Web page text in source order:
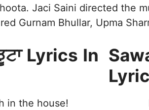
Jaci Saini directed the
Gurnam Bhullar, Upma
Lyrics In
in the house!